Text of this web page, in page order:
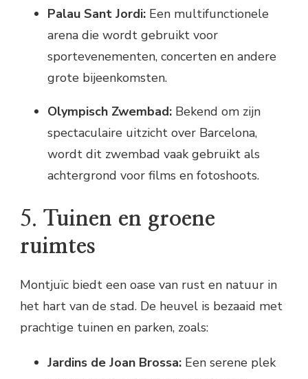
Palau Sant Jordi: Een multifunctionele
arena die wordt gebruikt voor
sportevenementen, concerten en andere
grote bijeenkomsten.
Olympisch Zwembad: Bekend om zijn
spectaculaire uitzicht over Barcelona,
wordt dit zwembad vaak gebruikt als
achtergrond voor films en fotoshoots.
5. Tuinen en groene
ruimtes
Montjuïc biedt een oase van rust en natuur in
het hart van de stad. De heuvel is bezaaid met
prachtige tuinen en parken, zoals:
Jardins de Joan Brossa: Een serene plek